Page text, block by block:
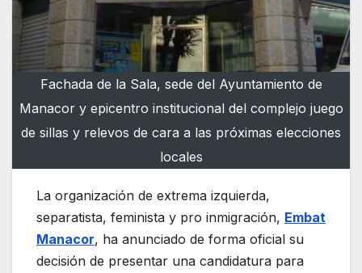
Fachada de la Sala, sede del Ayuntamiento de
Manacor y epicentro institucional del complejo juego
de sillas y relevos de cara a las próximas elecciones
locales
La organización de extrema izquierda,
separatista, feminista y pro inmigración, Embat
Manacor, ha anunciado de forma oficial su
decisión de presentar una candidatura para